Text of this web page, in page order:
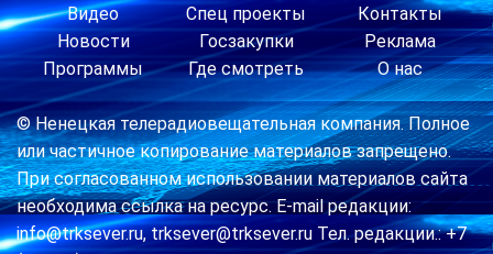
Видео
Новости
Программы
Спец проекты
Госзакупки
Где смотреть
Контакты
Реклама
О нас
© Ненецкая телерадиовещательная компания. Полное
или частичное копирование материалов запрещено.
При согласованном использовании материалов сайта
необходима ссылка на ресурс. E-mail редакции:
info@trksever.ru, trksever@trksever.ru Тел. редакции.: +7